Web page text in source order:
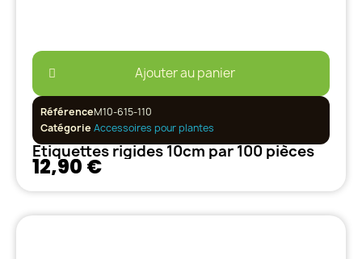
Ajouter au panier
RéférenceM10-615-110
Catégorie Accessoires pour plantes
Etiquettes rigides 10cm par 100 pièces
12,90 €